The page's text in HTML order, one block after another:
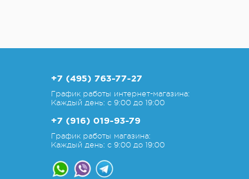
+7 (495) 763-77-27
График работы интернет-магазина:
Каждый день: с 9:00 до 19:00
+7 (916) 019-93-79
График работы магазина:
Каждый день: с 9:00 до 19:00